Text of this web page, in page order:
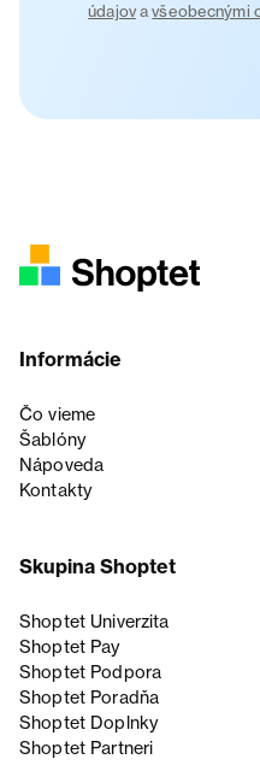
údajovavšeobecnými
Informácie
Čo vieme
Šablóny
Nápoveda
Kontakty
Skupina Shoptet
Shoptet Univerzita
Shoptet Pay
Shoptet Podpora
Shoptet Poradňa
Shoptet Doplnky
Shoptet Partneri